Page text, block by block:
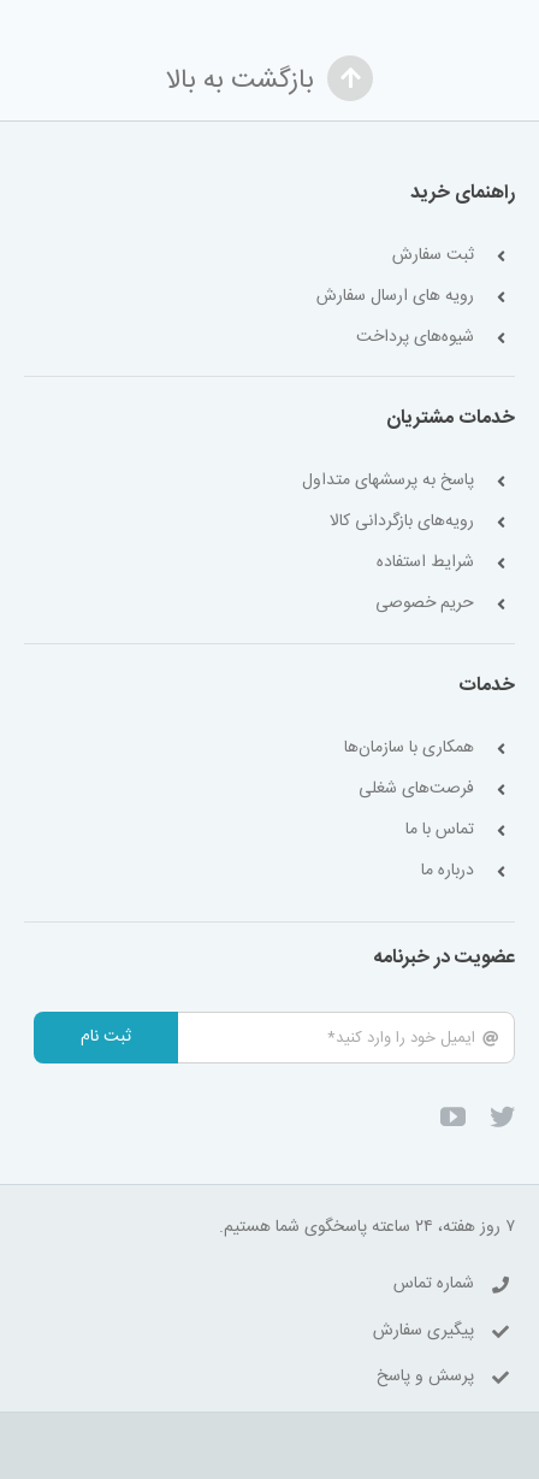
بازگشت به بالا
راهنمای خرید
ثبت سفارش
رویه های ارسال سفارش
شیوه‌های پرداخت
خدمات مشتریان
پاسخ به پرسشهای متداول
رویه‌های بازگردانی کالا
شرایط استفاده
حریم خصوصی
خدمات
همکاری با سازمان‌ها
فرصت‌های شغلی
تماس با ما
درباره ما
عضویت در خبرنامه
ثبت نام
۷ روز هفته، ۲۴ ساعته پاسخگوی شما هستیم.
شماره تماس
پیگیری سفارش
پرسش و پاسخ